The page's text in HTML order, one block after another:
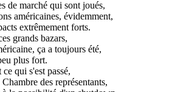
de marché qui sont joués,
américaines, évidemment,
extrêmement forts.
grands bazars,
ça a toujours été,
plus fort.
qui s'est passé,
des représentants,